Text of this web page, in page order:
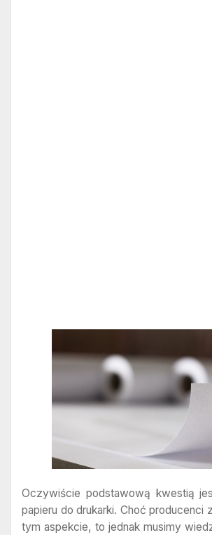
Oczywiście podstawową kwestią
papieru do drukarki. Choć producenci
tym aspekcie, to jednak musimy